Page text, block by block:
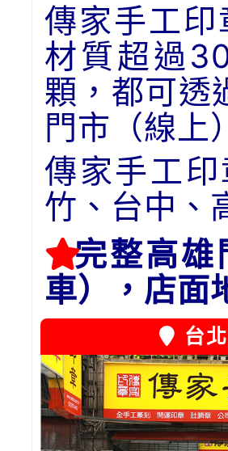
傳家手工
材質超過
顆，都可透
門市（線上
傳家手工
竹、台中、
完整高雄
車），店面
台